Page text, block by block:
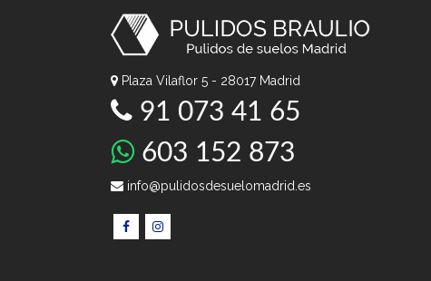
Plaza Vilaflor 5 - 28017 Madrid
91 073 41 65
603 152 873
info@pulidosdesuelomadrid.es